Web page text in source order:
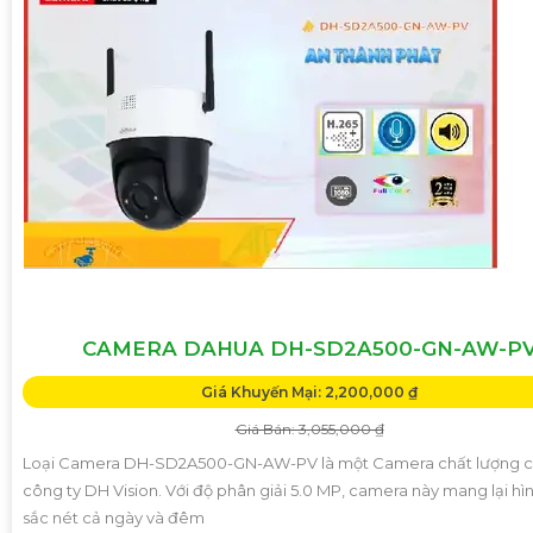
CAMERA DAHUA DH-SD2A500-GN-AW-
Giá Khuyến Mại: 2,200,000 ₫
Giá Bán: 3,055,000 ₫
Loại Camera DH-SD2A500-GN-AW-PV là một Camera chất lượng
công ty DH Vision. Với độ phân giải 5.0 MP, camera này mang lại
sắc nét cả ngày và đêm